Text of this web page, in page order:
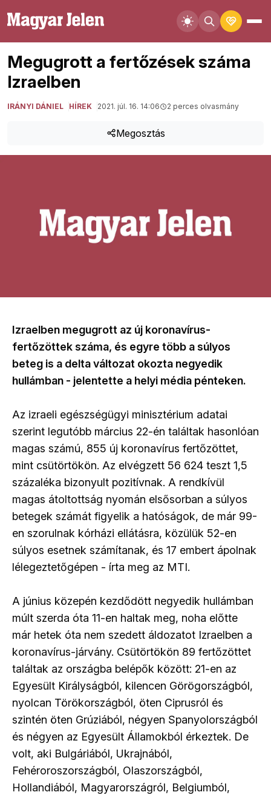
Megugrott a fertőzések száma
Izraelben
IRÁNYI DÁNIEL HÍREK 2021. júl. 16. 14:06 2 perces olvasmány
Megosztás
Izraelben megugrott az új koronavírus-
fertőzöttek száma, és egyre több a súlyos
beteg is a delta változat okozta negyedik
hullámban - jelentette a helyi média pénteken.
Az izraeli egészségügyi minisztérium adatai
szerint legutóbb március 22-én találtak hasonlóan
magas számú, 855 új koronavírus fertőzöttet,
mint csütörtökön. Az elvégzett 56 624 teszt 1,5
százaléka bizonyult pozitívnak. A rendkívül
magas átoltottság nyomán elsősorban a súlyos
betegek számát figyelik a hatóságok, de már 99-
en szorulnak kórházi ellátásra, közülük 52-en
súlyos esetnek számítanak, és 17 embert ápolnak
lélegeztetőgépen - írta meg az MTI.
A június közepén kezdődött negyedik hullámban
múlt szerda óta 11-en haltak meg, noha előtte
már hetek óta nem szedett áldozatot Izraelben a
koronavírus-járvány. Csütörtökön 89 fertőzöttet
találtak az országba belépők között: 21-en az
Egyesült Királyságból, kilencen Görögországból,
nyolcan Törökországból, öten Ciprusról és
szintén öten Grúziából, négyen Spanyolországból
és négyen az Egyesült Államokból érkeztek. De
volt, aki Bulgáriából, Ukrajnából,
Fehéroroszországból, Olaszországból,
Hollandiából, Magyarországról, Belgiumból,